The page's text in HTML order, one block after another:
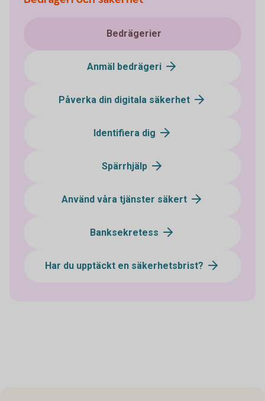
Bedrägerier
Anmäl bedrägeri
Påverka din digitala säkerhet
Identifiera dig
Spärrhjälp
Använd våra tjänster säkert
Banksekretess
Har du upptäckt en säkerhetsbrist?